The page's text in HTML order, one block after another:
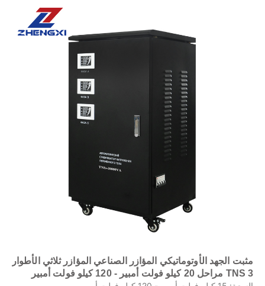
مثبت الجهد الأوتوماتيكي المؤازر الصناعي المؤازر ثلاثي الأطوار
TNS 3 مراحل 20 كيلو فولت أمبير - 120 كيلو فولت أمبير